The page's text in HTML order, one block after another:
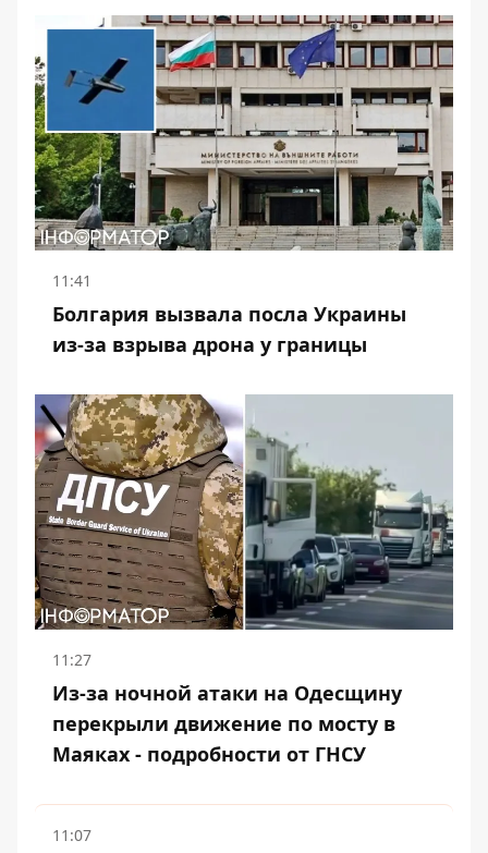
11:41
Болгария вызвала посла Украины
из-за взрыва дрона у границы
11:27
Из-за ночной атаки на Одесщину
перекрыли движение по мосту в
Маяках - подробности от ГНСУ
11:07